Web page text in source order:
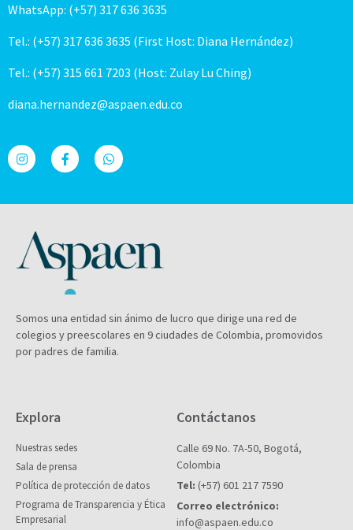
WhatsApp: (+57) 317 636 3635
Tel.: (+57) 317 636 3635 (First Host: Diana Hernández)
Tel.: (+57) 315 661 7203 (Host: Zulay Lu Ching)
diana.hernandez@aspaen.edu.co
Somos una entidad sin ánimo de lucro que dirige una red de
colegios y preescolares en 9 ciudades de Colombia, promovidos
por padres de familia.
Explora
Nuestras sedes
Sala de prensa
Política de protección de datos
Programa de Transparencia y Ética
Empresarial
Contáctanos
Calle 69 No. 7A-50, Bogotá,
Colombia
Tel: (+57) 601 217 7590
Correo electrónico:
info@aspaen.edu.co